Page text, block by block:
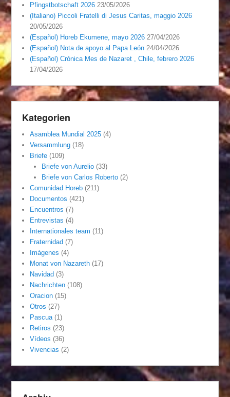
Pfingstbotschaft 2026 23/05/2026
(Italiano) Piccoli Fratelli di Jesus Caritas, maggio 2026
20/05/2026
(Español) Horeb Ekumene, mayo 2026 27/04/2026
(Español) Nota de apoyo al Papa León 24/04/2026
(Español) Crónica Mes de Nazaret , Chile, febrero 2026
17/04/2026
Kategorien
Asamblea Mundial 2025 (4)
Versammlung (18)
Briefe (109)
Briefe von Aurelio(33)
Briefe von Carlos Roberto(2)
Comunidad Horeb (211)
Documentos (421)
Encuentros (7)
Entrevistas (4)
Internationales team (11)
Fraternidad (7)
Imágenes (4)
Monat von Nazareth (17)
Navidad (3)
Nachrichten (108)
Oracion (15)
Otros (27)
Pascua (1)
Retiros (23)
Vídeos (36)
Vivencias (2)